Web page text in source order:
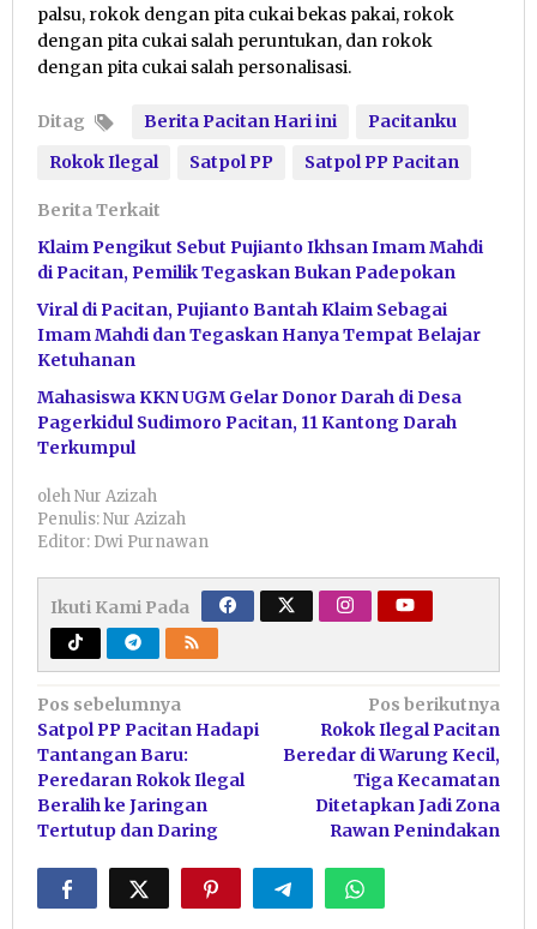
palsu, rokok dengan pita cukai bekas pakai, rokok
dengan pita cukai salah peruntukan, dan rokok
dengan pita cukai salah personalisasi.
Ditag Berita Pacitan Hari ini
Pacitanku
Rokok Ilegal
Satpol PP Satpol PP Pacitan
Berita Terkait
Klaim Pengikut Sebut Pujianto Ikhsan Imam Mahdi
di Pacitan, Pemilik Tegaskan Bukan Padepokan
Viral di Pacitan, Pujianto Bantah Klaim Sebagai
Imam Mahdi dan Tegaskan Hanya Tempat Belajar
Ketuhanan
Mahasiswa KKN UGM Gelar Donor Darah di Desa
Pagerkidul Sudimoro Pacitan, 11 Kantong Darah
Terkumpul
olehNur Azizah
Penulis: Nur Azizah
Editor: Dwi Purnawan
Ikuti Kami Pada
Navigasi
pos
Pos sebelumnya
Satpol PP Pacitan Hadapi
Tantangan Baru:
Peredaran Rokok Ilegal
Beralih ke Jaringan
Tertutup dan Daring
Pos berikutnya
Rokok Ilegal Pacitan
Beredar di Warung Kecil,
Tiga Kecamatan
Ditetapkan Jadi Zona
Rawan Penindakan